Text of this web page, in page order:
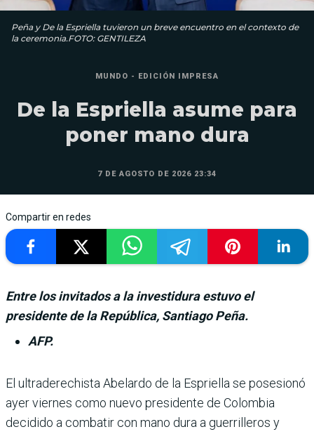
Peña y De la Espriella tuvieron un breve encuentro en el contexto de
la ceremonia.FOTO: GENTILEZA
MUNDO - EDICIÓN IMPRESA
De la Espriella asume para
poner mano dura
7 DE AGOSTO DE 2026 23:34
Compartir en redes
Entre los invitados a la investidura estuvo el
presidente de la República, Santiago Peña.
AFP.
El ultraderechista Abe­lardo de la Espriella se posesionó
ayer viernes como nuevo presi­dente de Colombia
decidido a combatir con mano dura a guerrilleros y